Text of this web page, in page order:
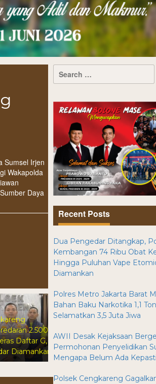
Sumsel Irjen
Wakapolda
Daya
2.500
G,
Luar Biasa, Cuma Satu Jam
Apresiasi Kinerja Polsek
Kebon Jeruk
Recent Posts
Dua Pengedar Ditangkap,
Kembangan 74 Ribu Obat
Hingga Puluhan Vape
Diamankan
Polres Metro Jakarta Barat
Bahan Baku Narkotika 1,1
Selamatkan 3,5 Juta Jiwa
AWII Desak Kejaksaan
Permohonan Penyelidikan
Mengapa Belum Ada
Polsek Cengkareng